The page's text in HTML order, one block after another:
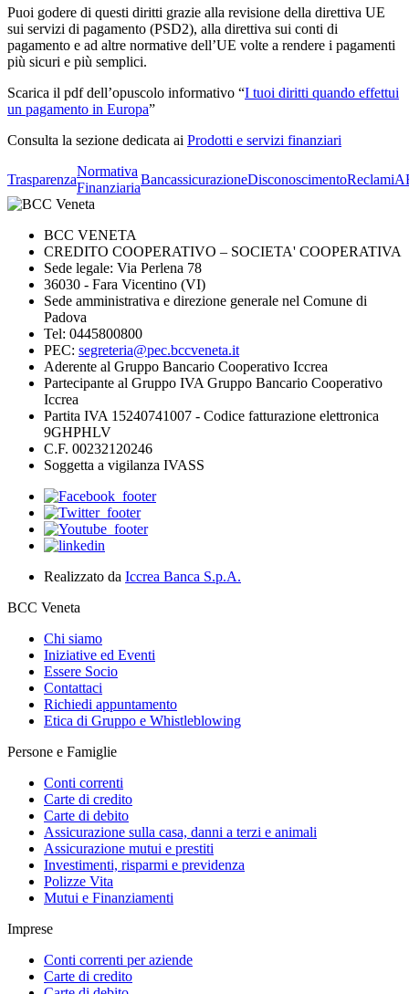
Puoi godere di questi diritti grazie alla revisione della direttiva UE
sui servizi di pagamento (PSD2), alla direttiva sui conti di
pagamento e ad altre normative dell’UE volte a rendere i pagamenti
più sicuri e più semplici.
Scarica il pdf dell’opuscolo informativo “I tuoi diritti quando effettui
un pagamento in Europa”
Consulta la sezione dedicata ai Prodotti e servizi finanziari
Trasparenza
Normativa
Finanziaria
BancassicurazioneDisconoscimentoReclami
BCC VENETA
CREDITO COOPERATIVO – SOCIETA' COOPERATIVA
Sede legale: Via Perlena 78
36030 - Fara Vicentino (VI)
Sede amministrativa e direzione generale nel Comune di
Padova
Tel: 0445800800
PEC: segreteria@pec.bccveneta.it
Aderente al Gruppo Bancario Cooperativo Iccrea
Partecipante al Gruppo IVA Gruppo Bancario Cooperativo
Iccrea
Partita IVA 15240741007 - Codice fatturazione elettronica
9GHPHLV
C.F. 00232120246
Soggetta a vigilanza IVASS
Realizzato da Iccrea Banca S.p.A.
BCC Veneta
Chi siamo
Iniziative ed Eventi
Essere Socio
Contattaci
Richiedi appuntamento
Etica di Gruppo e Whistleblowing
Persone e Famiglie
Conti correnti
Carte di credito
Carte di debito
Assicurazione sulla casa, danni a terzi e animali
Assicurazione mutui e prestiti
Investimenti, risparmi e previdenza
Polizze Vita
Mutui e Finanziamenti
Imprese
Conti correnti per aziende
Carte di credito